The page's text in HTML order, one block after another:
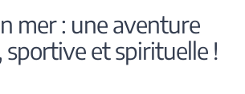
mer : une aventure
sportive et spirituelle !